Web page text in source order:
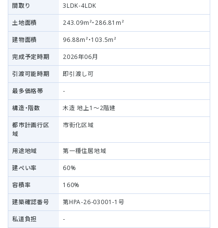
間取り 3LDK-4LDK
土地面積 243.09m²・286.81m²
建物面積 96.88m²・103.5m²
完成予定時期 2026年06月
引渡可能時期 即引渡し可
最多価格帯 -
構造・階数 木造 地上1～2階建
都市計画行区
域
市街化区域
用途地域 第一種住居地域
建ぺい率 60%
容積率 160%
建築確認番号 第HPA-26-03001-1号
私道負担 -